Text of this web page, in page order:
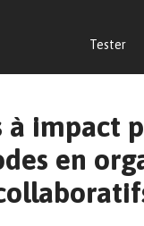
Tester
à impact
en